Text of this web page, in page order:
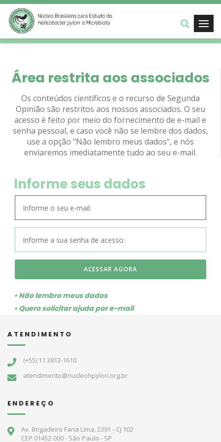
Área restrita aos associados
Os conteúdos científicos e o recurso de Segunda
Opinião são restritos aos nossos associados. O seu
acesso é feito por meio do fornecimento de e-mail e
senha pessoal, e caso você não se lembre dos dados,
use a opção "Não lembro meus dados", e nós
enviaremos imediatamente tudo ao seu e-mail.
Informe seus dados
ACESSAR AGORA
• Não lembro meus dados
• Quero solicitar ajuda por e-mail
ATENDIMENTO
(+55) 11 3813-1610
atendimento@nucleohpylori.org.br
ENDEREÇO
Av. Brigadeiro Faria Lima, 2391 - Cj 102
CEP 01452-000 - São Paulo - SP